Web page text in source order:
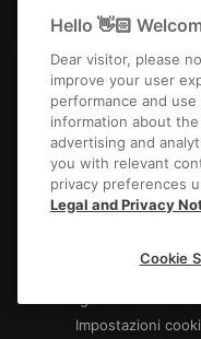
Impostazioni
Hello 👋🏻
Dear visitor, please
improve your user
performance and
information about
advertising and
you with relevant
privacy preferences
Legal and Privacy
Cookie